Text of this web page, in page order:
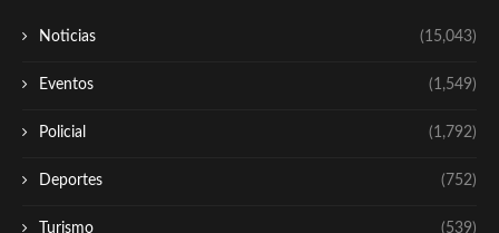
Noticias (15,043)
Eventos (1,549)
Policial (1,792)
Deportes (752)
Turismo (539)